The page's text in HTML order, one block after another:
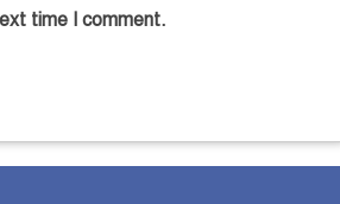
time I comment.